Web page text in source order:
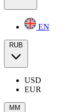
EN
RUB
USD
EUR
ММ